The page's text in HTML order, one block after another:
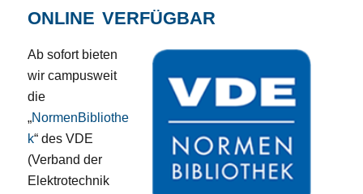
online verfügbar
Ab sofort bieten
wir campusweit
die
„NormenBibliothe
k“ des VDE
(Verband der
Elektrotechnik